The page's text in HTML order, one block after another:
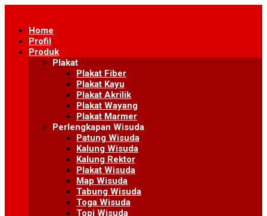
contentHome
Profil
Produk
Plakat
Plakat Fiber
Plakat Kayu
Plakat Akrilik
Plakat Wayang
Plakat Marmer
Perlengkapan Wisuda
Patung Wisuda
Kalung Wisuda
Kalung Rektor
Plakat Wisuda
Map Wisuda
Tabung Wisuda
Toga Wisuda
Topi Wisuda